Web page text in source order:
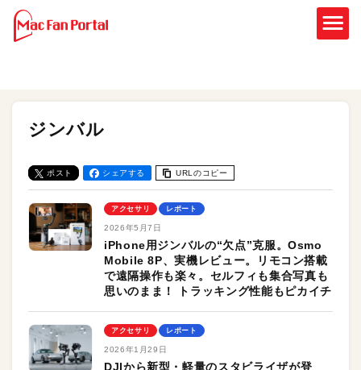
ジンバル
ポスト シェアする URLのコピー
アクセサリ レポート
2026年5月7日
iPhone用ジンバルの“欠点”克服。Osmo
Mobile 8P、実機レビュー。リモコン搭載
で遠隔操作も楽々。セルフィも集合写真も
思いのまま！ トラッキング性能もピカイチ
アクセサリ レポート
2026年1月29日
DJIから新型・軽量のスタビライザが登